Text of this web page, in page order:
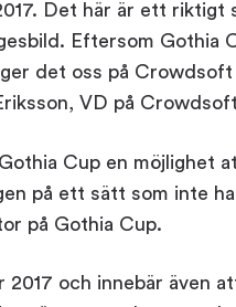
Det här är ett
Eftersom Gothia
ger det oss på
VD på
Cup en möjlighet
på ett sätt som inte
på Gothia Cup.
2017 och innebär även